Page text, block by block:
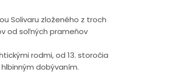
Solivaru zloženého z troch
od soľných prameňov
rodmi, od 13. storočia
dobývaním.